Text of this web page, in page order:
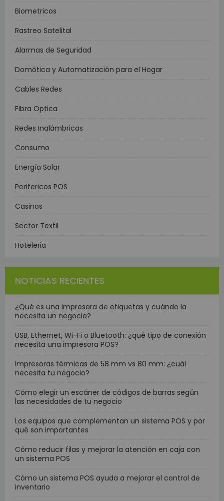
Biometricos
Rastreo Satelital
Alarmas de Seguridad
Domótica y Automatización para el Hogar
Cables Redes
Fibra Optica
Redes Inalámbricas
Consumo
Energía Solar
Perifericos POS
Casinos
Sector Textil
Hoteleria
NOTICIAS RECIENTES
¿Qué es una impresora de etiquetas y cuándo la
necesita un negocio?
USB, Ethernet, Wi-Fi o Bluetooth: ¿qué tipo de conexión
necesita una impresora POS?
Impresoras térmicas de 58 mm vs 80 mm: ¿cuál
necesita tu negocio?
Cómo elegir un escáner de códigos de barras según
las necesidades de tu negocio
Los equipos que complementan un sistema POS y por
qué son importantes
Cómo reducir filas y mejorar la atención en caja con
un sistema POS
Cómo un sistema POS ayuda a mejorar el control de
inventario